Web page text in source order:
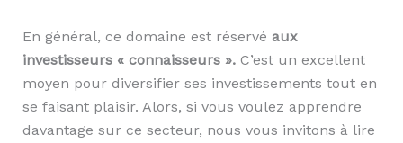
En général, ce domaine est réservé aux
investisseurs « connaisseurs ».C’est un excellent
moyen pour diversifier ses investissements tout en
se faisant plaisir. Alors, si vous voulez apprendre
davantage sur ce secteur, nous vous invitons à lire